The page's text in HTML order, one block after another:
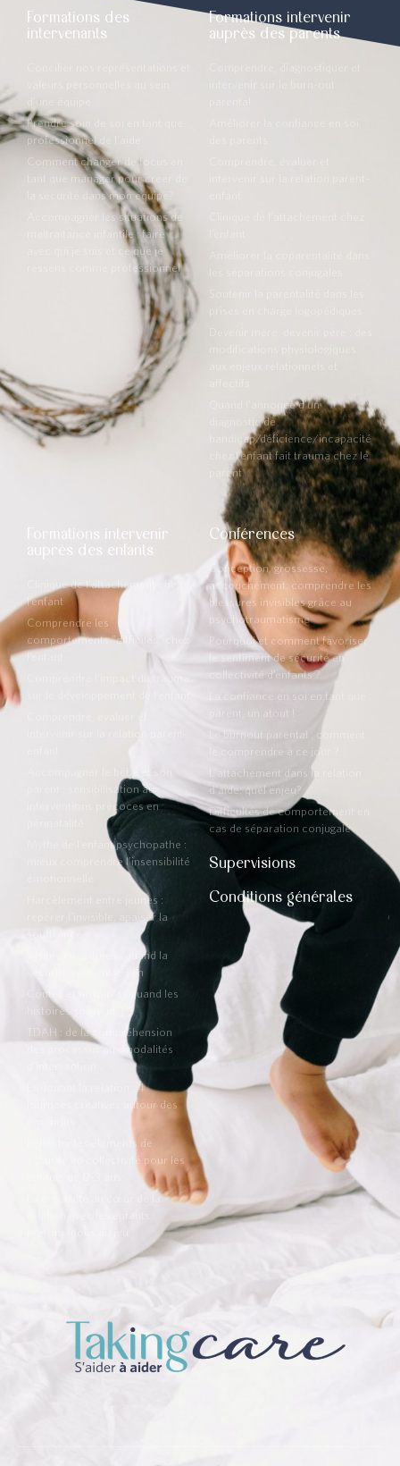
Formations des
intervenants
Prendre soin de soi en tant que
professionnel de l’aide
Comment changer de focus en
tant que manager pour créer de
la sécurité dans mon équipe?
Accompagner les situations de
maltraitance infantile : faire
avec qui je suis et ce que je
ressens comme professionnel
Formations intervenir
auprès des parents
Quand l’annonce d’un
diagnostic de
handicap/déficience/incapacité
chez l’enfant fait trauma chez le
parent
Formations intervenir
auprès des enfants
Clinique de l’attachement chez
l’enfant
Comprendre les
comportements "difficiles" chez
l’enfant
Comprendre l’impact du trauma
parent : sensibilisation aux
interventions précoces en
Mythe de l’enfant psychopathe :
mieux comprendre l’insensibilité
Harcèlement entre jeunes :
repérer l’invisible, apaiser la
Visites encadrées : quand la
sécurité soutient le lien
Contes et histoires : quand les
histoires soignent
TDAH : de la compréhension
des processus aux modalités
En-jouant la relation : 4
journées créatives autour des
Réfléchir les éléments de
sécurité en collectivité pour les
La créativité au cœur de la
Conférences
Conception, grossesse,
accouchement: comprendre les
blessures invisibles grâce au
psychotraumatisme
Pourquoi et comment favoriser
le sentiment de sécurité en
collectivité d’enfants ?
La confiance en soi en tant que
parent, un atout !
Le burnout parental : comment
le comprendre à ce jour ?
L'attachement dans la relation
d'aide: quel enjeu?
Difficultés de comportement en
cas de séparation conjugale
Supervisions
Conditions générales